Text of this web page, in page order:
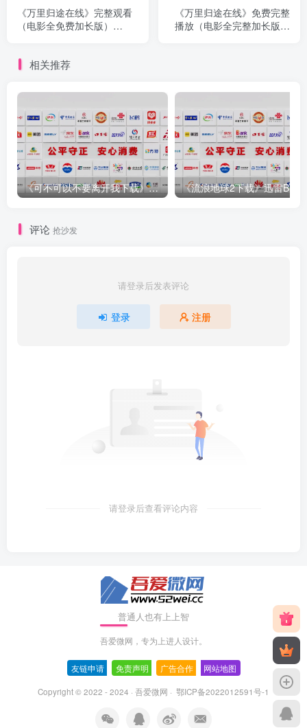
《万里归途在线》完整观看
（电影全免费加长版）
《万里归途在线》免费完整
播放（电影全完整加长版）
相关推荐
《可不可以不要离开我下载》(加长版)百度云资源「完整无删减
评论 抢沙发
请登录后发表评论
登录 注册
请登录后查看评论内容
普通人也有上上智
吾爱微网，专为上进人设计。
友链申请 免责声明 广告合作 网站地图
Copyright © 2022 - 2024 · 吾爱微网 · 鄂ICP备2022012591号-1